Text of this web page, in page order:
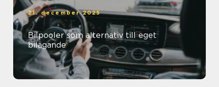
21. december 2025
Bilpooler som alternativ till eget
bilägande